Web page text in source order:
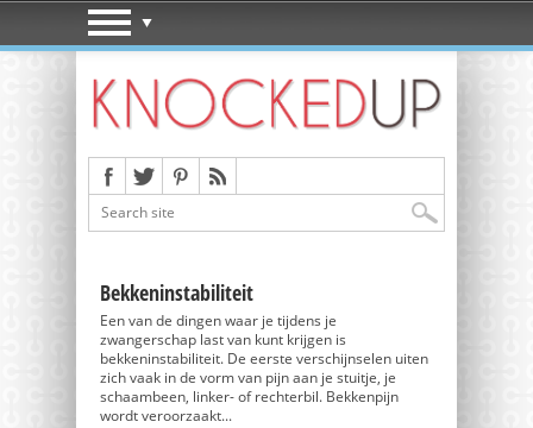
Bekkeninstabiliteit
Een van de dingen waar je tijdens je
zwangerschap last van kunt krijgen is
bekkeninstabiliteit. De eerste verschijnselen uiten
zich vaak in de vorm van pijn aan je stuitje, je
schaambeen, linker- of rechterbil. Bekkenpijn
wordt veroorzaakt...